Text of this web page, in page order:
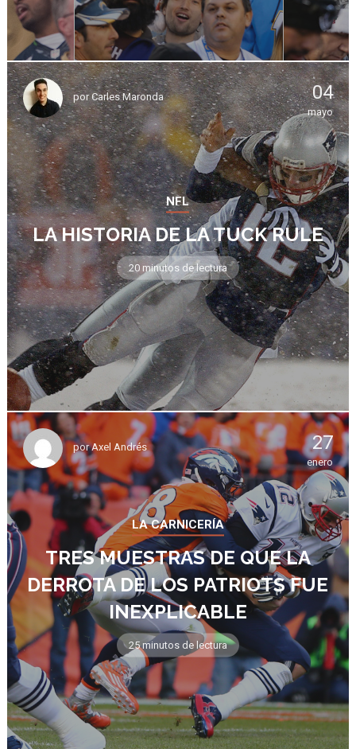
por Carles Maronda 04
mayo
NFL
LA HISTORIA DE LA TUCK RULE
20 minutos de lectura
porAxel Andrés 27
enero
LA CARNICERÍA
TRES MUESTRAS DE QUE LA
DERROTA DE LOS PATRIOTS FUE
INEXPLICABLE
25 minutos de lectura